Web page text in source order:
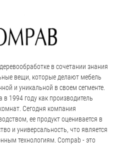
в сочетании знания
вещи, которые делают мебель
и уникальной в своем сегменте.
1994 году как производитель
Сегодня компания
ее продукт оценивается в
и универсальность, что является
технологиям. Compab - это